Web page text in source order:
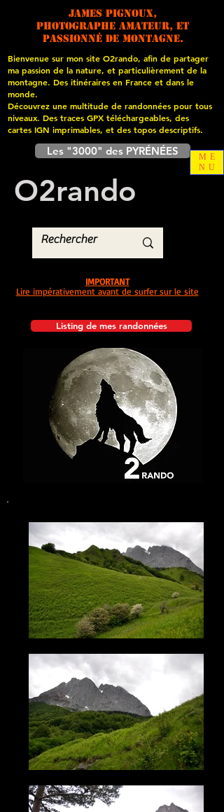
James PIGNOUX,
photographe amateur, et
passionné de montagne.
Bienvenue sur mon site O2rando, afin de partager
ma passion de la nature, et particulièrement de la
montagne. Des itinéraires en France et dans le
monde.
Découvrez une multitude de randonnées pour tous
niveaux. Des traces GPX téléchargeables, des
cartes IGN imprimables, et des topos descriptifs.
Les "3000" des PYRÉNÉES
O2rando
Listing de mes randonnées
IMPORTANT
Lire impérativement avant de surfer sur le site
ME
NU